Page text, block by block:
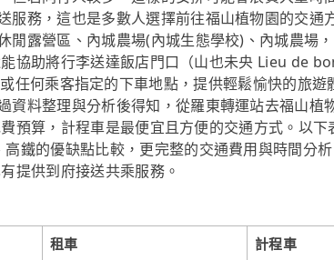
服務，這也是多數人選擇前往福山植物園的交通
閒露營區、內城農場(內城生態學校)、內城農場
協助將行李送達飯店門口（山也未央 Lieu de
何乘客指定的下車地點，提供輕鬆愉快的旅遊
資料整理與分析後得知，從羅東轉運站去福山植
預算，計程車是最便宜且方便的交通方式。以下
鐵的優缺點比較，更完整的交通費用與時間分
提供到府接送共乘服務。
租車
計程車